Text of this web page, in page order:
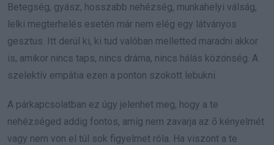
Betegség, gyász, hosszabb nehézség, munkahelyi válság,
lelki megterhelés esetén már nem elég egy látványos
gesztus. Itt derül ki, ki tud valóban melletted maradni akkor
is, amikor nincs taps, nincs dráma, nincs hálás közönség. A
szelektív empátia ezen a ponton szokott lebukni.
A párkapcsolatban ez úgy jelenhet meg, hogy a te
nehézséged addig fontos, amíg nem zavarja az ő kényelmét
vagy nem von el túl sok figyelmet róla. Ha viszont a te